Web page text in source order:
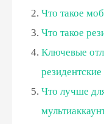
Что такое
Что такое
Ключевые
резидентские
Что лучше